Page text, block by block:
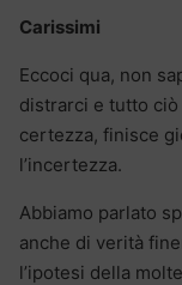
Carissimi
Eccoci qua, non
distrarci e tutto
certezza, finisce
l’incertezza.
Abbiamo parlato
anche di verità
l’ipotesi della